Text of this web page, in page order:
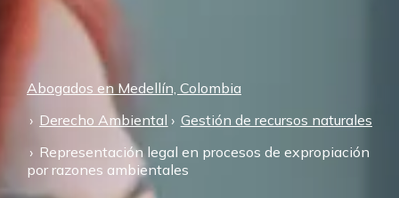
Abogados en Medellín, Colombia
Derecho Ambiental
Gestión de recursos naturales
Representación legal en procesos de expropiación
por razones ambientales